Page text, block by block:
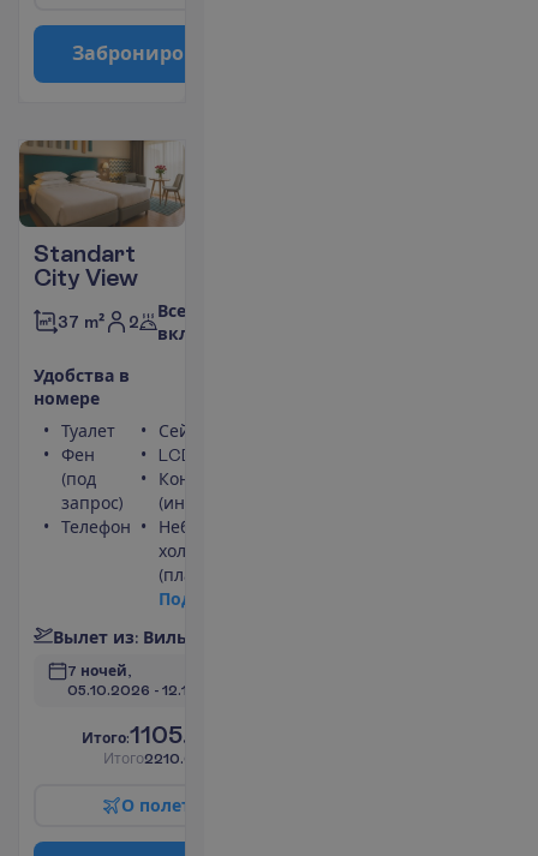
Заброниро
Standart
City View
37 m² 2
Все
включено
Удобства в
номере
Туалет
Фен
(под
запрос)
Телефон
Сейф
LCD телевизор
Кондиционер
(индивидуальный)
Небольшой
холодильник
(платно)
Под
Вылет из: Виль
7 ночей,
05.10.2026 - 12.10.2026
И того:1105.00
Итого2210.00
О полет